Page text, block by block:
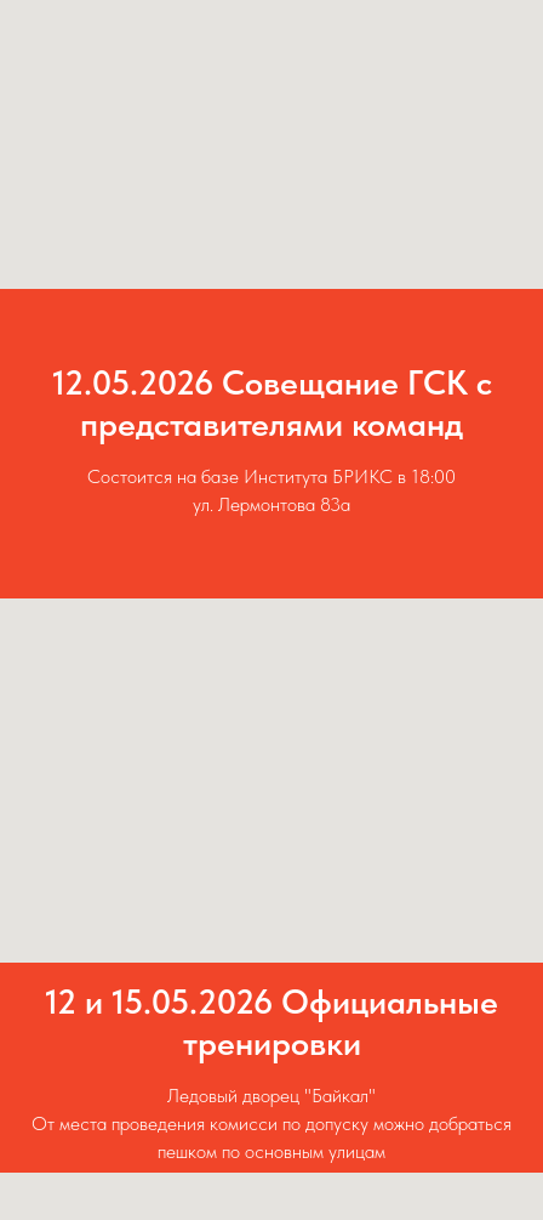
12.05.2026 Совещание ГСК с
представителями команд
Состоится на базе Института БРИКС в 18:00
ул. Лермонтова 83а
12 и 15.05.2026 Официальные
тренировки
Ледовый дворец "Байкал"
От места проведения комисси по допуску можно добраться
пешком по основным улицам